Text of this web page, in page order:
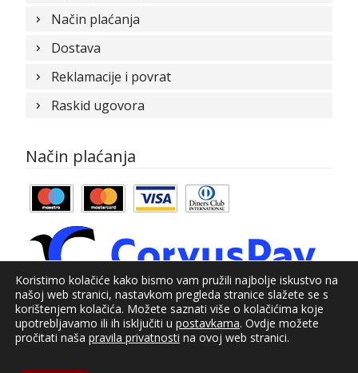
Način plaćanja
Dostava
Reklamacije i povrat
Raskid ugovora
Način plaćanja
© Kundid 2021
Izrada web shopa: kT dizajn
Koristimo kolačiće kako bismo vam pružili najbolje iskustvo na
našoj web stranici, nastavkom pregleda stranice slažete se s
korištenjem kolačića. Možete saznati više o kolačićima koje
upotrebljavamo ili ih isključiti u postavkama. Ovdje možete
pročitati naša pravila privatnosti na ovoj web stranici.